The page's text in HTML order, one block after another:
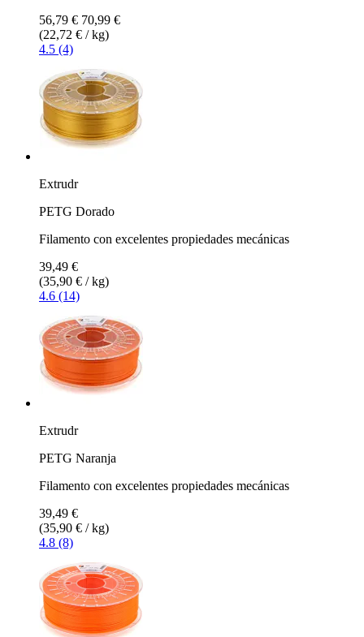
56,79 € 70,99 €
(22,72 € / kg)
4.5 (4)
Extrudr
PETG Dorado
Filamento con excelentes propiedades mecánicas
39,49 €
(35,90 € / kg)
4.6 (14)
Extrudr
PETG Naranja
Filamento con excelentes propiedades mecánicas
39,49 €
(35,90 € / kg)
4.8 (8)